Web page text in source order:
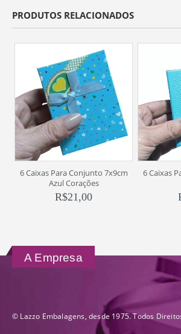
PRODUTOS RELACIONADOS
6 Caixas Para Conjunto 7x9cm
Azul Corações
R$21,00
6 Caixas
A Empresa
© Lazzo Embalagens, desde 1975. Todos